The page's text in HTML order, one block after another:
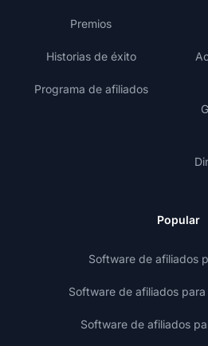
Premios
Historias de éxito
Programa de afiliados
Popular
Software de afiliados
Software de afiliados
Software de afiliados